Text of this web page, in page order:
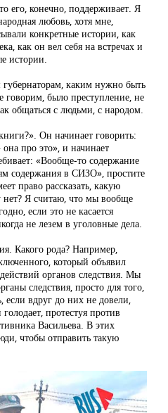
его, конечно, поддерживает. Я
любовь, хотя мне,
конкретные истории, как
как он вел себя на встречах и
истории.
каким нужно быть
было преступление, не
общаться с людьми, с народом.
Он начинает говорить:
про это», и начинает
«Вообще-то содержание
содержания в СИЗО», простите
право рассказать, какую
Я считаю, что мы вообще
если это не касается
не лезем в уголовные дела.
Какого рода? Например,
который объявил
органов следствия. Мы
следствия, просто для того,
если вдруг до них не довели,
протестуя против
Васильева. В этих
чтобы отправить такую